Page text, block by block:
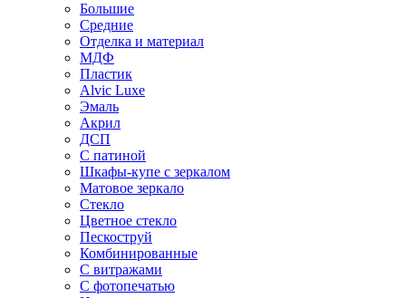
Большие
Средние
Отделка и материал
МДФ
Пластик
Alvic Luxe
Эмаль
Акрил
ДСП
С патиной
Шкафы-купе с зеркалом
Матовое зеркало
Стекло
Цветное стекло
Пескоструй
Комбинированные
С витражами
С фотопечатью